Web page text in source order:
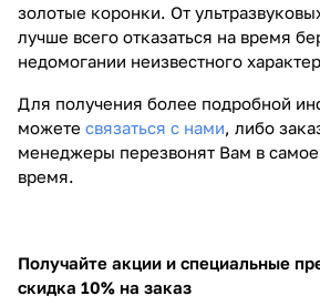
золотые коронки. От
лучше всего отказаться на время
недомогании неизвестного
Для получения более подробной
можете связаться с нами, либо
менеджеры перезвонят Вам в
время.
Получайте акции и специальные
скидка 10% на заказ